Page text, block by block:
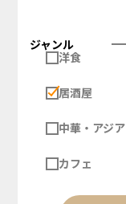
ジャンル
洋食
居酒屋
中華・アジア
カフェ